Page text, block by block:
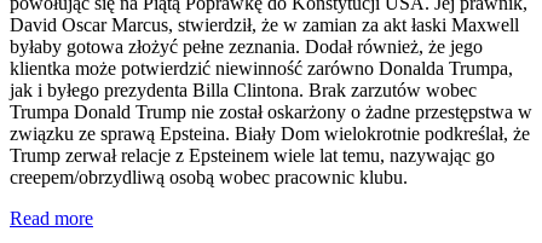
David Oscar Marcus, stwierdził, że w zamian za akt łaski Maxwell
byłaby gotowa złożyć pełne zeznania. Dodał również, że jego
klientka może potwierdzić niewinność zarówno Donalda Trumpa,
jak i byłego prezydenta Billa Clintona. Brak zarzutów wobec
Trumpa Donald Trump nie został oskarżony o żadne przestępstwa w
związku ze sprawą Epsteina. Biały Dom wielokrotnie podkreślał, że
Trump zerwał relacje z Epsteinem wiele lat temu, nazywając go
creepem/obrzydliwą osobą wobec pracownic klubu.
Read more